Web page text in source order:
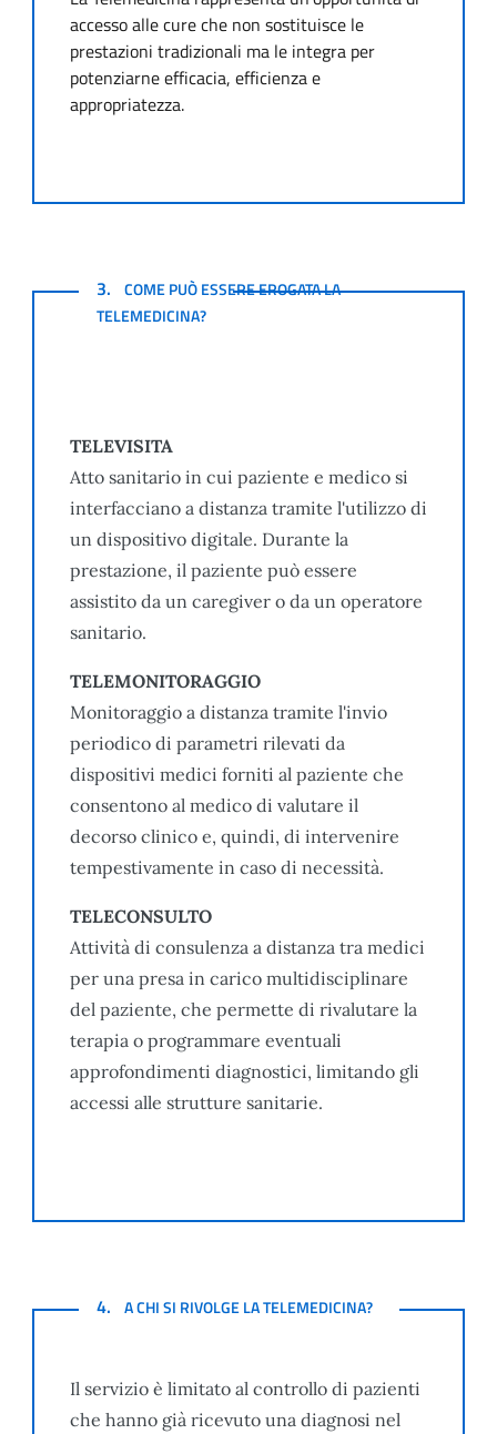
accesso alle cure che non sostituisce le
prestazioni tradizionali ma le integra per
potenziarne efficacia, efficienza e
appropriatezza.
COME PUÒ ESSERE EROGATA LA TELEMEDICINA?
3. COME PUÒ ESSERE EROGATA LA
TELEMEDICINA?
TELEVISITA
Atto sanitario in cui paziente e medico si
interfacciano a distanza tramite l'utilizzo di
un dispositivo digitale. Durante la
prestazione, il paziente può essere
assistito da un caregiver o da un operatore
sanitario.
TELEMONITORAGGIO
Monitoraggio a distanza tramite l'invio
periodico di parametri rilevati da
dispositivi medici forniti al paziente che
consentono al medico di valutare il
decorso clinico e, quindi, di intervenire
tempestivamente in caso di necessità.
TELECONSULTO
Attività di consulenza a distanza tra medici
per una presa in carico multidisciplinare
del paziente, che permette di rivalutare la
terapia o programmare eventuali
approfondimenti diagnostici, limitando gli
accessi alle strutture sanitarie.
A CHI SI RIVOLGE LA TELEMEDICINA?
4. A CHI SI RIVOLGE LA TELEMEDICINA?
Il servizio è limitato al controllo di pazienti
che hanno già ricevuto una diagnosi nel